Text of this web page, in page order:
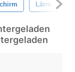
Lärm